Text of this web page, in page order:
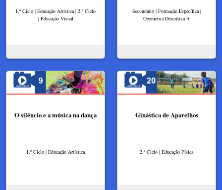
1.º Ciclo | Educação Artística | 2.º Ciclo
| Educação Visual
Secundário | Formação Específica |
Geometria Descritiva A
O silêncio e a música na dança
1.º Ciclo | Educação Artística
Ginástica de Aparelhos
2.º Ciclo | Educação Física